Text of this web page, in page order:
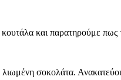
και παρατηρούμε πως
σοκολάτα.